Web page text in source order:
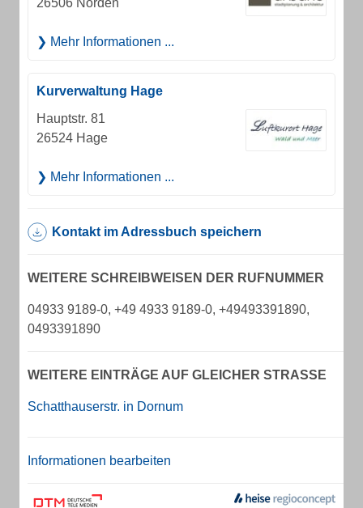
26506 Norden
Mehr Informationen ...
Kurverwaltung Hage
Hauptstr. 81
26524 Hage
Mehr Informationen ...
Kontakt im Adressbuch speichern
WEITERE SCHREIBWEISEN DER RUFNUMMER
04933 9189-0, +49 4933 9189-0, +49493391890,
0493391890
WEITERE EINTRÄGE AUF GLEICHER STRASSE
Schatthauserstr. in Dornum
Informationen bearbeiten